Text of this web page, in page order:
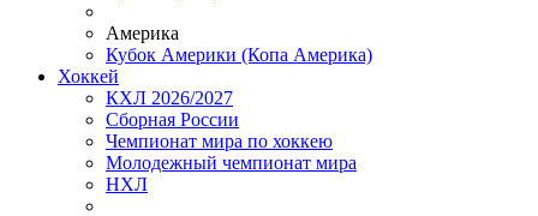
Америка
Кубок Америки (Копа Америка)
Хоккей
КХЛ 2026/2027
Сборная России
Чемпионат мира по хоккею
Молодежный чемпионат мира
НХЛ